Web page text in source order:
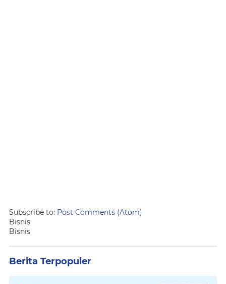
Subscribe to: Post Comments (Atom)
Bisnis
Bisnis
Berita Terpopuler